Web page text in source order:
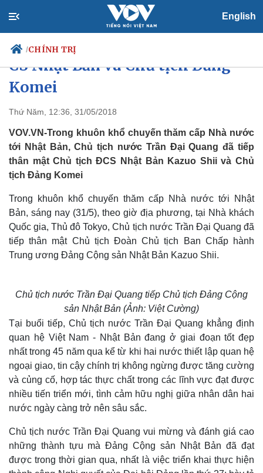
English
/CHÍNH TRỊ
Chính trị
Tổ chức nhân sự
Quốc hội
Nhận diện sự thật
Tin 24h
Dự báo thời tiết
Giáo dục
Dấu ấn VOV
Chủ tịch nước tiếp Chủ tịch Đảng
CS Nhật Bản và Chủ tịch Đảng
Komei
Thứ Năm, 12:36, 31/05/2018
VOV.VN-Trong khuôn khổ chuyến thăm cấp Nhà nước
tới Nhật Bản, Chủ tịch nước Trần Đại Quang đã tiếp
thân mật Chủ tịch ĐCS Nhật Bản Kazuo Shii và Chủ
tịch Đảng Komei
Trong khuôn khổ chuyến thăm cấp Nhà nước tới Nhật
Bản, sáng nay (31/5), theo giờ địa phương, tại Nhà khách
Quốc gia, Thủ đô Tokyo, Chủ tịch nước Trần Đại Quang đã
tiếp thân mật Chủ tịch Đoàn Chủ tịch Ban Chấp hành
Trung ương Đảng Cộng sản Nhật Bản Kazuo Shii.
Chủ tịch nước Trần Đại Quang tiếp Chủ tịch Đảng Cộng
sản Nhật Bản (Ảnh: Việt Cường)
Tại buổi tiếp, Chủ tịch nước Trần Đại Quang khẳng định
quan hệ Việt Nam - Nhật Bản đang ở giai đoạn tốt đẹp
nhất trong 45 năm qua kể từ khi hai nước thiết lập quan hệ
ngoại giao, tin cậy chính trị không ngừng được tăng cường
và củng cố, hợp tác thực chất trong các lĩnh vực đạt được
nhiều tiến triển mới, tình cảm hữu nghị giữa nhân dân hai
nước ngày càng trở nên sâu sắc.
Chủ tịch nước Trần Đại Quang vui mừng và đánh giá cao
những thành tựu mà Đảng Cộng sản Nhật Bản đã đạt
được trong thời gian qua, nhất là việc triển khai thực hiện